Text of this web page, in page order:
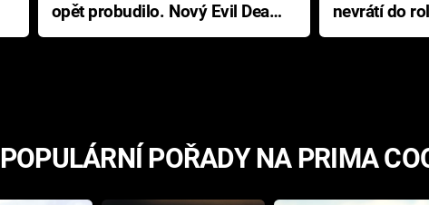
opět probudilo. Nový Evil Dead
přichází s neodolatelnou
nevrátí do
Ameriky
POPULÁRNÍ POŘADY NA PRIMA